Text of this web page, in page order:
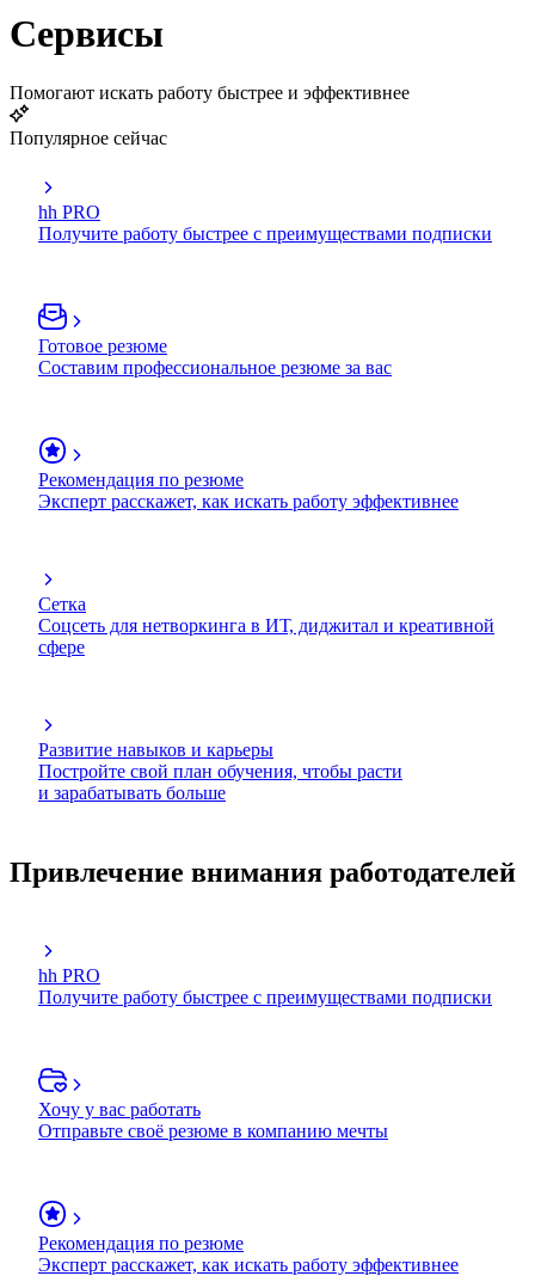
Сервисы
Помогают искать работу быстрее и эффективнее
Популярное сейчас
hh PRO
Получите работу быстрее с преимуществами подписки
Готовое резюме
Составим профессиональное резюме за вас
Рекомендация по резюме
Эксперт расскажет, как искать работу эффективнее
Сетка
Соцсеть для нетворкинга в ИТ, диджитал и креативной
сфере
Развитие навыков и карьеры
Постройте свой план обучения, чтобы расти
и зарабатывать больше
Привлечение внимания работодателей
hh PRO
Получите работу быстрее с преимуществами подписки
Хочу у вас работать
Отправьте своё резюме в компанию мечты
Рекомендация по резюме
Эксперт расскажет, как искать работу эффективнее